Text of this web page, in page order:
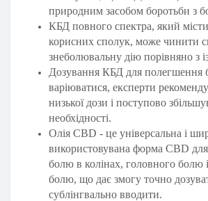
природним засобом боротьби з
КБД повного спектра, який
корисних сполук, може чинити
знеболювальну дію порівняно з
Дозування КБД для
варіюватися, експерти
низької дози і поступово
необхідності.
Олія CBD - це універсальна і
використовувана форма CBD
болю в колінах, головного болю
болю, що дає змогу точно
сублінгвально вводити.